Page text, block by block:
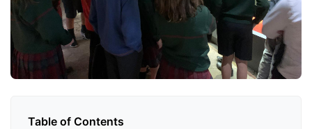
Table of Contents